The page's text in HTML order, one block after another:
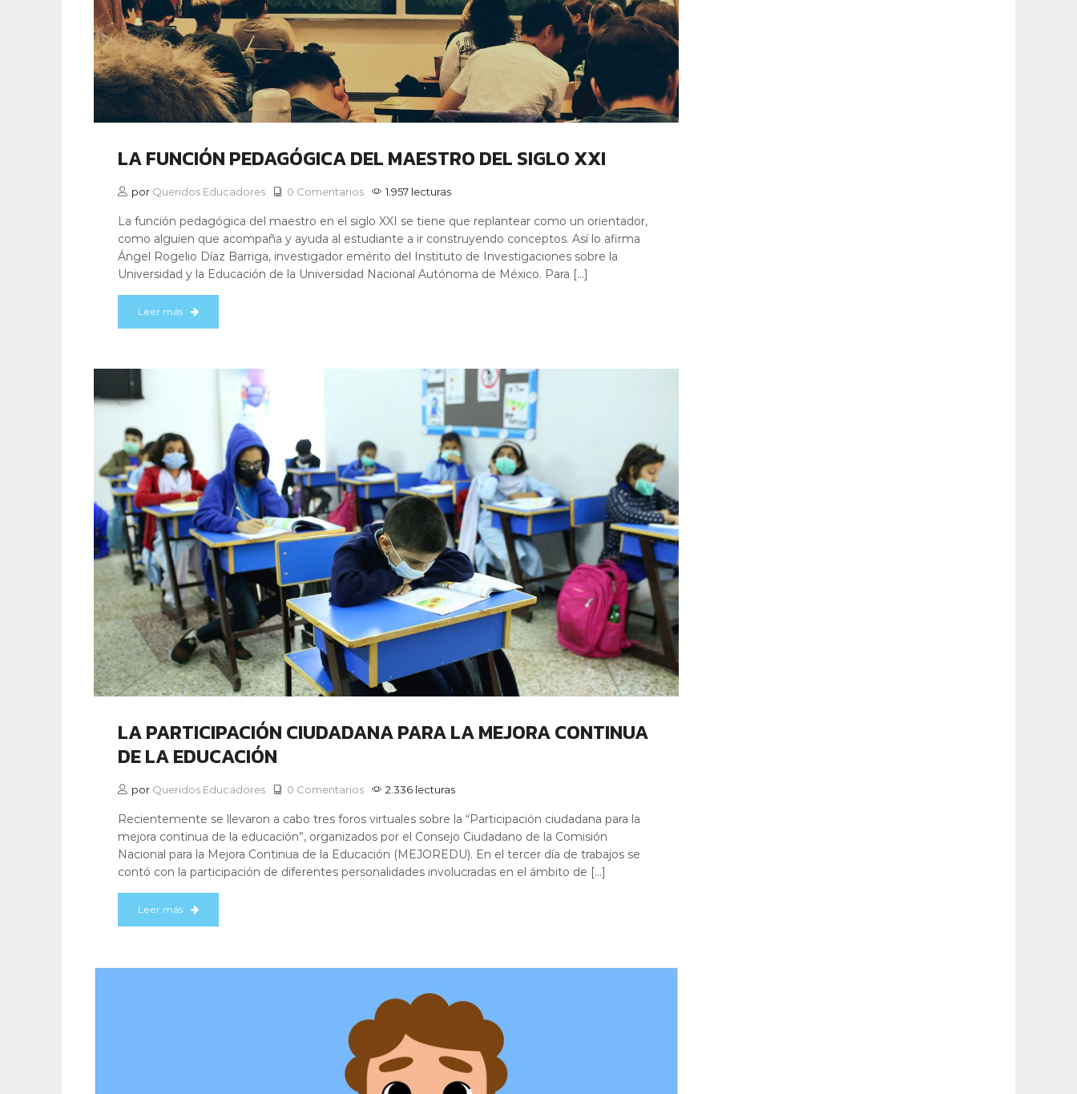
LA FUNCIÓN PEDAGÓGICA DEL MAESTRO DEL SIGLO XXI
por Queridos Educadores 0 Comentarios 1.957 lecturas
La función pedagógica del maestro en el siglo XXI se tiene que replantear como un orientador,
como alguien que acompaña y ayuda al estudiante a ir construyendo conceptos. Así lo afirma
Ángel Rogelio Díaz Barriga, investigador emérito del Instituto de Investigaciones sobre la
Universidad y la Educación de la Universidad Nacional Autónoma de México. Para […]
Leer más
LA PARTICIPACIÓN CIUDADANA PARA LA MEJORA CONTINUA
DE LA EDUCACIÓN
por Queridos Educadores 0 Comentarios 2.336 lecturas
Recientemente se llevaron a cabo tres foros virtuales sobre la “Participación ciudadana para la
mejora continua de la educación”, organizados por el Consejo Ciudadano de la Comisión
Nacional para la Mejora Continua de la Educación (MEJOREDU). En el tercer día de trabajos se
contó con la participación de diferentes personalidades involucradas en el ámbito de […]
Leer más